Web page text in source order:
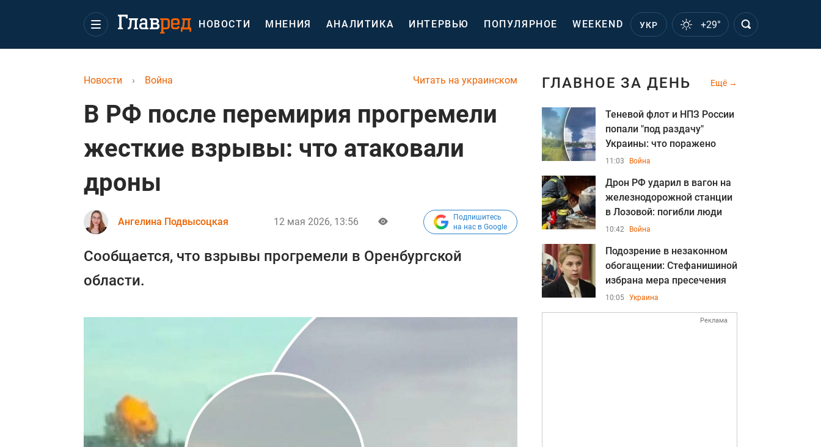
НОВОСТИ МНЕНИЯ АНАЛИТИКА ИНТЕРВЬЮ ПОПУЛЯРНОЕ WEEKEND УКР +29°
Читать на украинском
Новости › Война
В РФ после перемирия прогремели
жесткие взрывы: что атаковали
дроны
Ангелина Подвысоцкая 12 мая 2026, 13:56
Подпишитесь
на нас в Google
Сообщается, что взрывы прогремели в Оренбургской
области.
ГЛАВНОЕ ЗА ДЕНЬ Ещё
Теневой флот и НПЗ России
попали "под раздачу"
Украины: что поражено
11:03 Война
Дрон РФ ударил в вагон на
железнодорожной станции
в Лозовой: погибли люди
10:42 Война
Подозрение в незаконном
обогащении: Стефанишиной
избрана мера пресечения
10:05 Украина
Реклама